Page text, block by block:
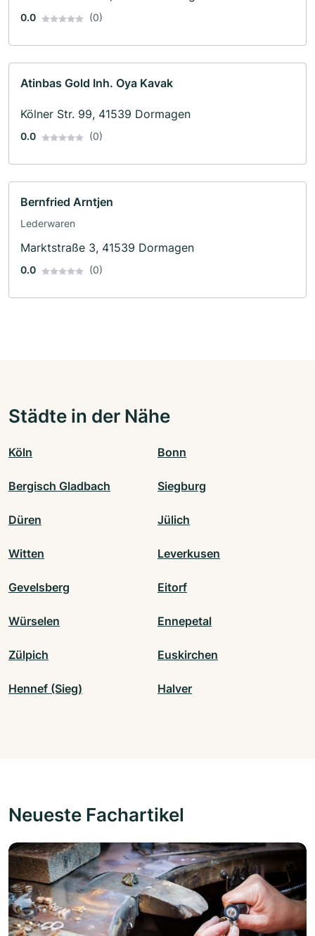
0.0 (0)
Atinbas Gold Inh. Oya Kavak
Kölner Str. 99, 41539 Dormagen
0.0 (0)
Bernfried Arntjen
Lederwaren
Marktstraße 3, 41539 Dormagen
0.0 (0)
Städte in der Nähe
Köln Bonn
Bergisch Gladbach Siegburg
Düren Jülich
Witten Leverkusen
Gevelsberg Eitorf
Würselen Ennepetal
Zülpich Euskirchen
Hennef (Sieg) Halver
Neueste Fachartikel